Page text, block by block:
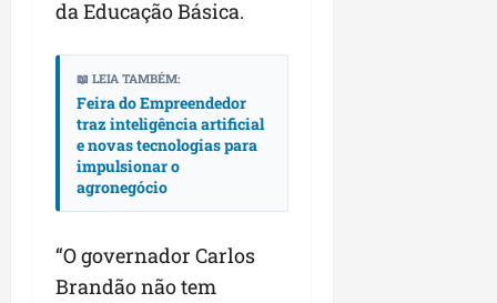
da Educação Básica.
📖 LEIA TAMBÉM:
Feira do Empreendedor
traz inteligência artificial
e novas tecnologias para
impulsionar o
agronegócio
“O governador Carlos
Brandão não tem